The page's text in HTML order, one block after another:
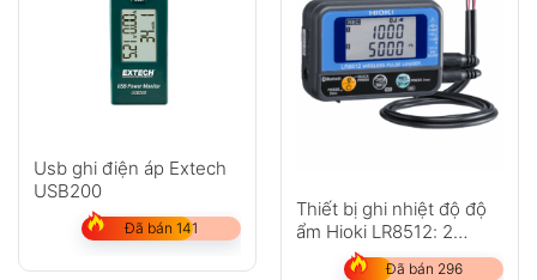
Usb ghi điện áp Extech
USB200
Đã bán 141
Thiết bị ghi nhiệt độ độ
ẩm Hioki LR8512: 2
kênh, Bluetooth
Đã bán 296